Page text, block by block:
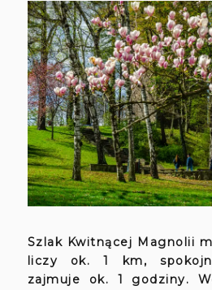
Szlak Kwitnącej Magnolii
liczy ok. 1 km,
zajmuje ok. 1 godziny.